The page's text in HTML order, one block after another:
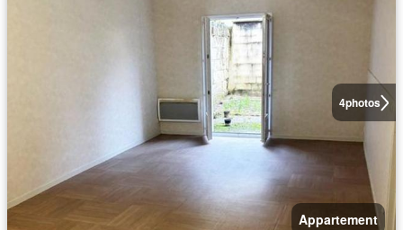
4photos
Appartement